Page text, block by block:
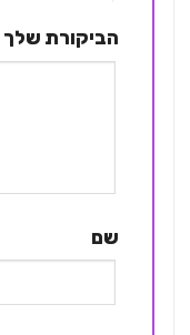
הביקורת שלך*
שם